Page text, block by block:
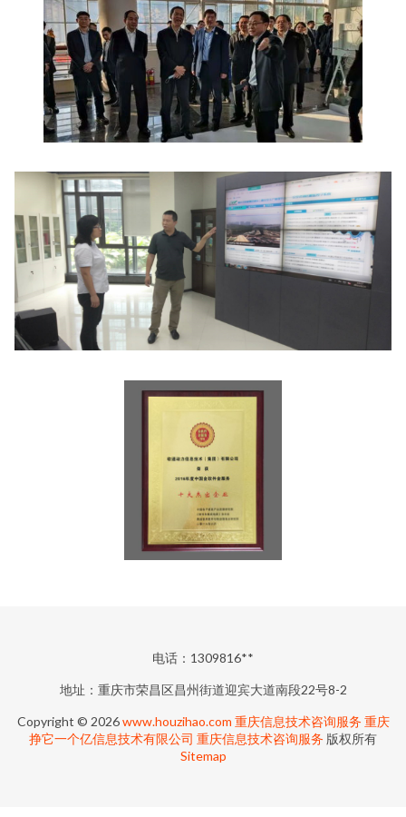
电话：1309816**
地址：重庆市荣昌区昌州街道迎宾大道南段22号8-2
Copyright © 2026www.houzihao.com 重庆信息技术咨询服务 重庆
挣它一个亿信息技术有限公司 重庆信息技术咨询服务 版权所有
Sitemap